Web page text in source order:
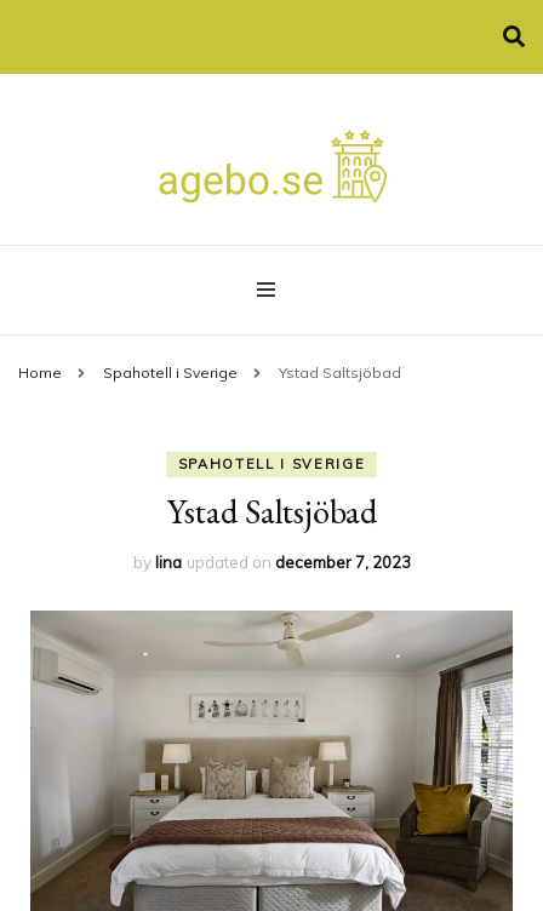
agebo.se
Allt som spa och konferenser
Home Spahotell i Sverige Ystad Saltsjöbad
SPAHOTELL I SVERIGE
Ystad Saltsjöbad
by lina updated on december 7, 2023